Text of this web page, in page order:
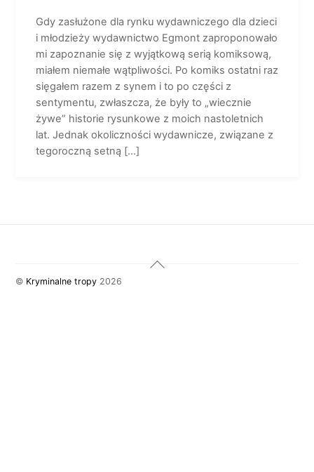
Gdy zasłużone dla rynku wydawniczego dla dzieci
i młodzieży wydawnictwo Egmont zaproponowało
mi zapoznanie się z wyjątkową serią komiksową,
miałem niemałe wątpliwości. Po komiks ostatni raz
sięgałem razem z synem i to po części z
sentymentu, zwłaszcza, że były to „wiecznie
żywe” historie rysunkowe z moich nastoletnich
lat. Jednak okoliczności wydawnicze, związane z
tegoroczną setną […]
Back
© Kryminalne tropy 2026